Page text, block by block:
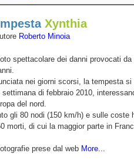
Xynthia
Roberto Minoia
spettacolare dei danni provocati
nei giorni scorsi, la tempesta
di febbraio 2010,
del nord.
gli 80 nodi (150 km/h) e sulle coste
morti, di cui la maggior parte in
prese dal web More...